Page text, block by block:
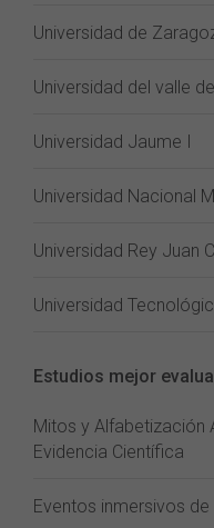
Universidad de
Universidad del valle
Universidad Jaume I
Universidad Nacional
Universidad Rey Juan
Universidad
Estudios mejor
Mitos y Alfabetización
Evidencia Científica
Eventos inmersivos